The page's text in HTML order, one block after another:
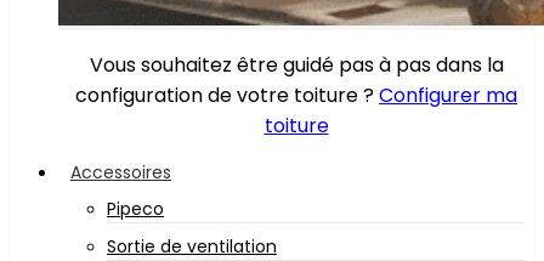
Vous souhaitez être guidé pas à pas dans la
configuration de votre toiture ?Configurer ma
toiture
Accessoires
Pipeco
Sortie de ventilation